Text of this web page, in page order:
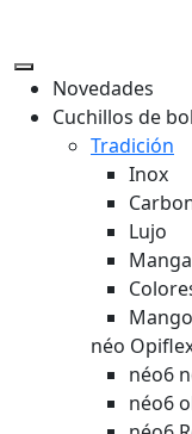
Cuchillos de
Tradición
Inox
Lujo
néo
néo6
néo6
néo6